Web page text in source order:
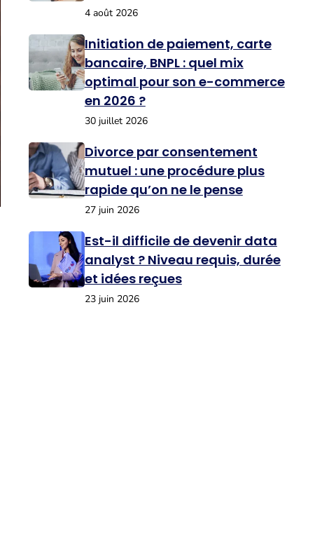
4 août 2026
Initiation de paiement, carte
bancaire, BNPL : quel mix
optimal pour son e-commerce
en 2026 ?
30 juillet 2026
Divorce par consentement
mutuel : une procédure plus
rapide qu’on ne le pense
27 juin 2026
Est-il difficile de devenir data
analyst ? Niveau requis, durée
et idées reçues
23 juin 2026